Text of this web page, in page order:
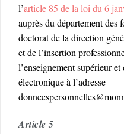
l’article 85 de la loi du 6
auprès du département des
doctorat de la direction
et de l’insertion
l’enseignement supérieur
électronique à l’adresse
Article 5